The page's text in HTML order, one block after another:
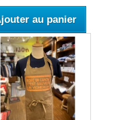
au panier